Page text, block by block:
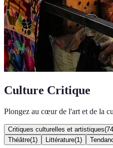
Culture Critique
Plongez au cœur de l'art et de la
Critiques culturelles et artistiques(74
Théâtre(1 ) Littérature(1 )